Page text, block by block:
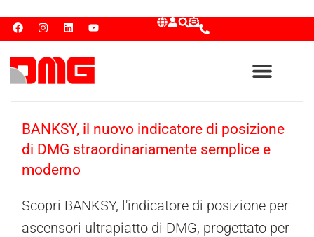
BANKSY, il nuovo indicatore di posizione
di DMG straordinariamente semplice e
moderno
Scopri BANKSY, l'indicatore di posizione per
ascensori ultrapiatto di DMG, progettato per